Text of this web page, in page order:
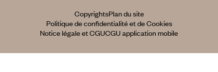
CopyrightsPlan du site
Politique de confidentialité et de Cookies
Notice légale et CGUCGU application mobile